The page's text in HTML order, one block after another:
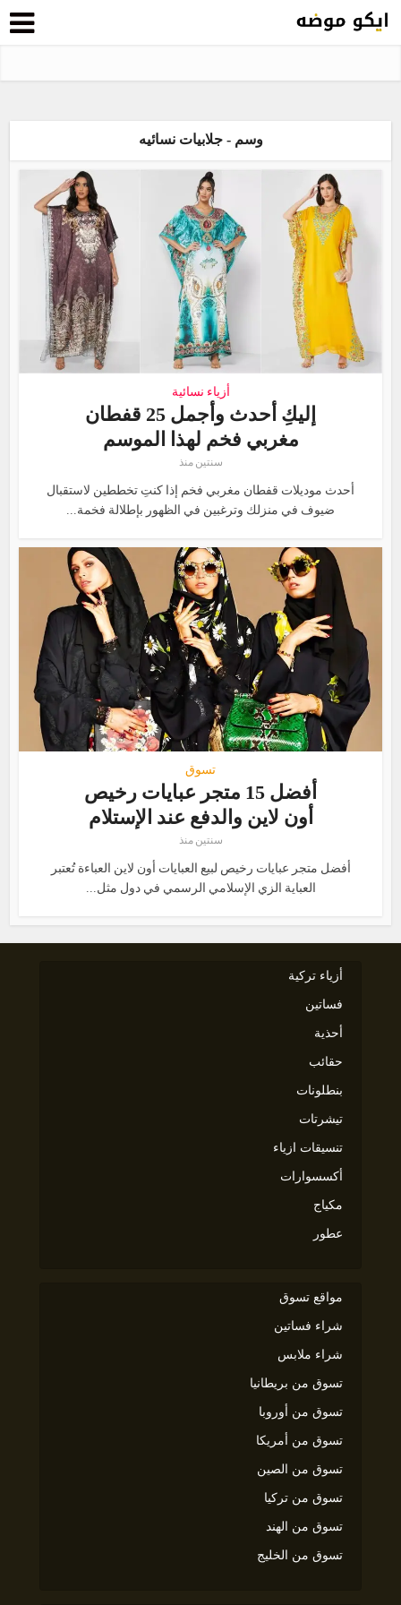
وسم - جلابيات نسائيه
أزياء نسائية
إليكِ أحدث وأجمل 25 قفطان
مغربي فخم لهذا الموسم
سنتين منذ
أحدث موديلات قفطان مغربي فخم إذا كنتِ تخططين لاستقبال
ضيوف في منزلك وترغبين في الظهور بإطلالة فخمة...
تسوق
أفضل 15 متجر عبايات رخيص
أون لاين والدفع عند الإستلام
سنتين منذ
أفضل متجر عبايات رخيص لبيع العبايات أون لاين العباءة تُعتبر
العباية الزي الإسلامي الرسمي في دول مثل...
أزياء تركية
فساتين
أحذية
حقائب
بنطلونات
تيشرتات
تنسيقات ازياء
أكسسوارات
مكياج
عطور
مواقع تسوق
شراء فساتين
شراء ملابس
تسوق من بريطانيا
تسوق من أوروبا
تسوق من أمريكا
تسوق من الصين
تسوق من تركيا
تسوق من الهند
تسوق من الخليج